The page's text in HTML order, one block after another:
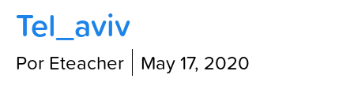
Blog
Tel_aviv
Por Eteacher May 17, 2020